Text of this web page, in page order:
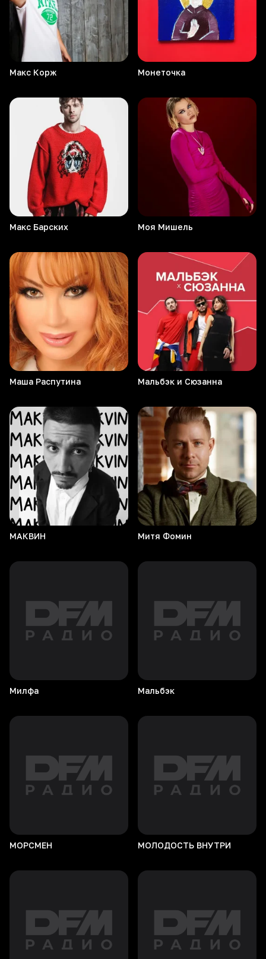
Макс Корж Монеточка
Макс Барских Моя Мишель
Маша Распутина Мальбэк и Сюзанна
МАКВИН Митя Фомин
Милфа Мальбэк
МОРСМЕН МОЛОДОСТЬ ВНУТРИ